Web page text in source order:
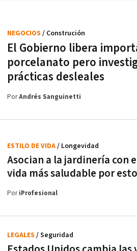
El Gobierno libera
porcelanato pero
prácticas desleales
NEGOCIOS / Construción
PorAndrés Sanguinetti
Asocian a la jardinería con
vida más saludable por
ESTILO DE VIDA/ Longevidad
PoriProfesional
LEGALES / Seguridad